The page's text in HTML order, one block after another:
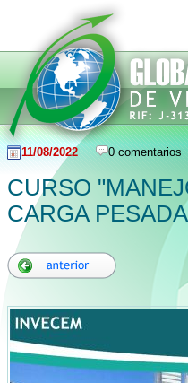
11/08/2022 0 comentarios
CURSO
CARGA